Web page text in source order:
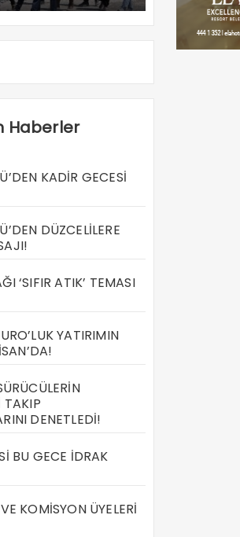
Haberler
KADİR GECESİ
DÜZCELİLERE
‘SIFIR ATIK’ TEMASI
YATIRIMIN
TAKIP
DENETLEDİ!
BU GECE İDRAK
KOMİSYON ÜYELERİ